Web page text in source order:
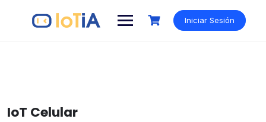
contenido
Iniciar Sesión
IoT Celular